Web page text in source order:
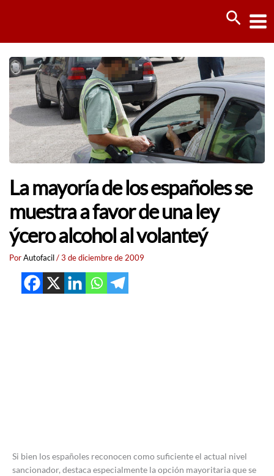
La mayoría de los españoles se
muestra a favor de una ley
ýcero alcohol al volanteý
PorAutofacil/3 de diciembre de 2009
Si bien los españoles reconocen como suficiente el actual nivel
sancionador, destaca especialmente la opción mayoritaria que se